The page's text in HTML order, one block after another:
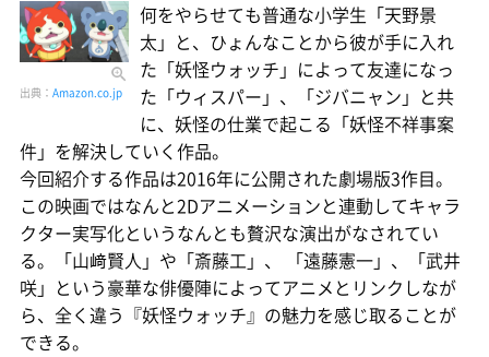
出典： Amazon.co.jp
何をやらせても普通な小学生「天野景
太」と、ひょんなことから彼が手に入れ
た「妖怪ウォッチ」によって友達になっ
た「ウィスパー」、「ジバニャン」と共
に、妖怪の仕業で起こる「妖怪不祥事案
件」を解決していく作品。
今回紹介する作品は2016年に公開された劇場版3作目。
この映画ではなんと2Dアニメーションと連動してキャラ
クター実写化というなんとも贅沢な演出がなされてい
る。「山﨑賢人」や「斎藤工」、 「遠藤憲一」、「武井
咲」という豪華な俳優陣によってアニメとリンクしなが
ら、全く違う『妖怪ウォッチ』の魅力を感じ取ることが
できる。